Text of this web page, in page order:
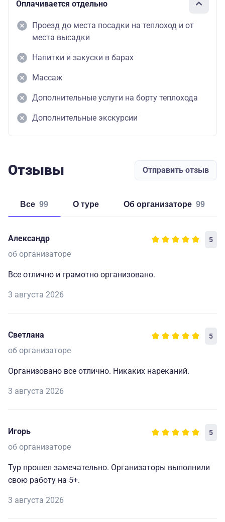
Оплачивается отдельно
Проезд до места посадки на теплоход и от
места высадки
Напитки и закуски в барах
Массаж
Дополнительные услуги на борту теплохода
Дополнительные экскурсии
Отзывы Отправить отзыв
Все 99 о туре об организаторе 99
Александр 5
об организаторе
Все отлично и грамотно организовано.
3 августа 2026
Светлана 5
об организаторе
Организовано все отлично. Никаких нареканий.
3 августа 2026
Игорь 5
об организаторе
Тур прошел замечательно. Организаторы выполнили
свою работу на 5+.
3 августа 2026